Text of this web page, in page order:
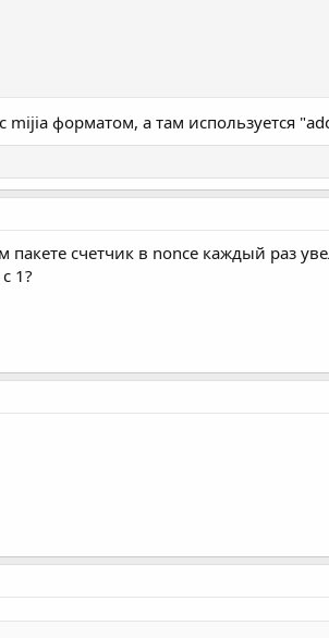
форматом, а там используется
счетчик в nonce каждый раз
1?